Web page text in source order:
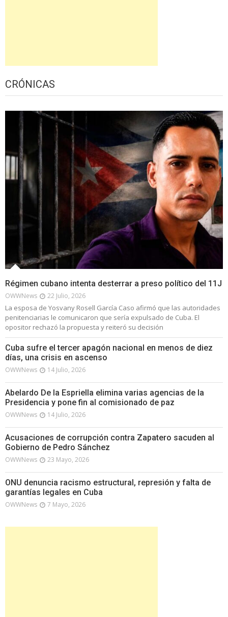
CRÓNICAS
Régimen cubano intenta desterrar a preso político del 11J
OWWNews 22 Julio, 2026
La esposa de Yosvany Rosell García Caso afirmó que las autoridades
penitenciarias le comunicaron que sería expulsado de Cuba. El
opositor rechazó la propuesta y reiteró su decisión
Cuba sufre el tercer apagón nacional en menos de diez
días, una crisis en ascenso
OWWNews 14 Julio, 2026
Abelardo De la Espriella elimina varias agencias de la
Presidencia y pone fin al comisionado de paz
OWWNews 14 Julio, 2026
Acusaciones de corrupción contra Zapatero sacuden al
Gobierno de Pedro Sánchez
OWWNews 23 Mayo, 2026
ONU denuncia racismo estructural, represión y falta de
garantías legales en Cuba
OWWNews 7 Mayo, 2026